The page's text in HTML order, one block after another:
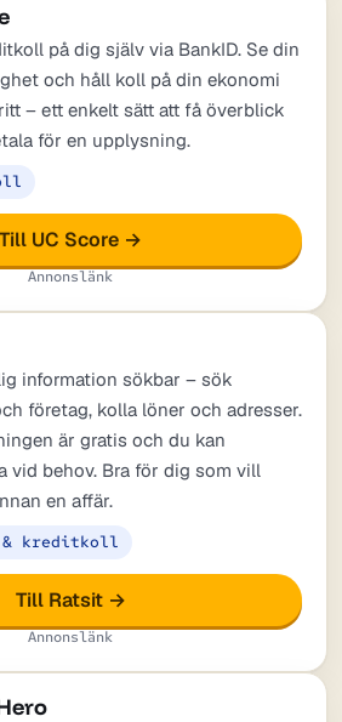
på dig själv via BankID. Se din
och håll koll på din ekonomi
– ett enkelt sätt att få överblick
för en upplysning.
Till UC Score →
Annonslänk
information sökbar – sök
företag, kolla löner och adresser.
är gratis och du kan
vid behov. Bra för dig som vill
en affär.
& kreditkoll
Till Ratsit →
Annonslänk